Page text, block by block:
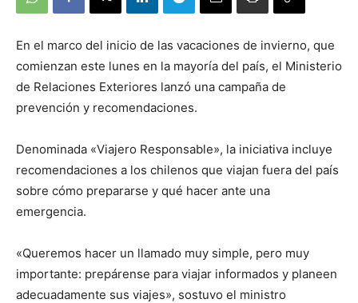
En el marco del inicio de las vacaciones de invierno, que
comienzan este lunes en la mayoría del país, el Ministerio
de Relaciones Exteriores lanzó una campaña de
prevención y recomendaciones.
Denominada «Viajero Responsable», la iniciativa incluye
recomendaciones a los chilenos que viajan fuera del país
sobre cómo prepararse y qué hacer ante una
emergencia.
«Queremos hacer un llamado muy simple, pero muy
importante: prepárense para viajar informados y planeen
adecuadamente sus viajes», sostuvo el ministro